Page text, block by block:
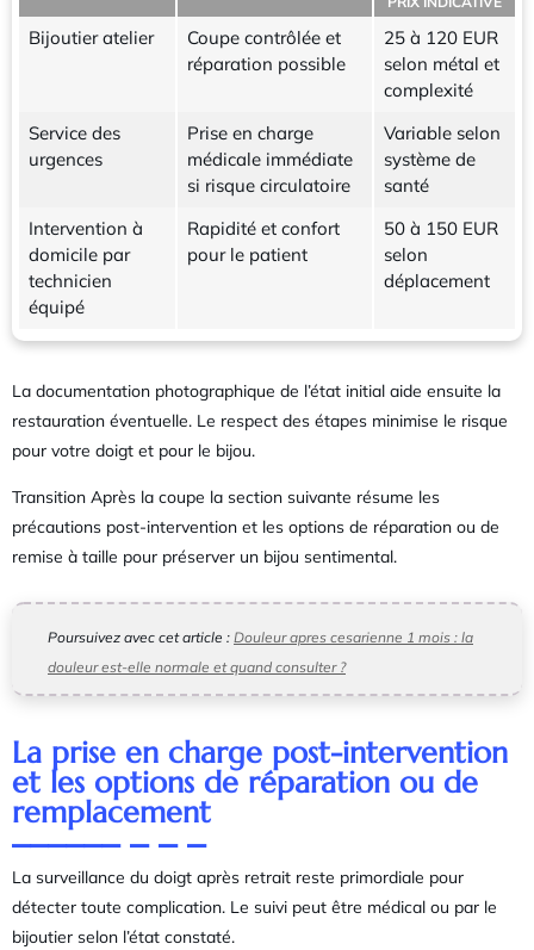
Bijoutier atelier
Coupe contrôlée et
réparation possible
25 à 120 EUR
selon métal et
complexité
Service des
urgences
Prise en charge
médicale immédiate
si risque circulatoire
Variable selon
système de
santé
Intervention à
domicile par
technicien
équipé
Rapidité et confort
pour le patient
50 à 150 EUR
selon
déplacement
La documentation photographique de l’état initial aide ensuite la
restauration éventuelle. Le respect des étapes minimise le risque
pour votre doigt et pour le bijou.
Transition Après la coupe la section suivante résume les
précautions post-intervention et les options de réparation ou de
remise à taille pour préserver un bijou sentimental.
Poursuivez avec cet article : Douleur apres cesarienne 1 mois : la
douleur est-elle normale et quand consulter ?
La prise en charge post-intervention
et les options de réparation ou de
remplacement
La surveillance du doigt après retrait reste primordiale pour
détecter toute complication. Le suivi peut être médical ou par le
bijoutier selon l’état constaté.